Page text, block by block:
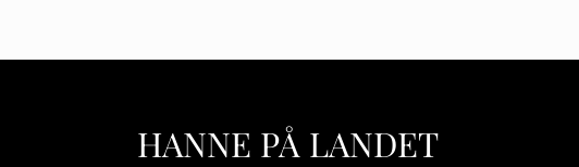
HANNE PÅ LANDET